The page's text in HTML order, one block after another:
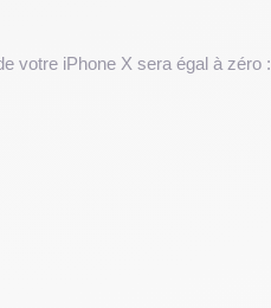
votre iPhone X sera égal à zéro :